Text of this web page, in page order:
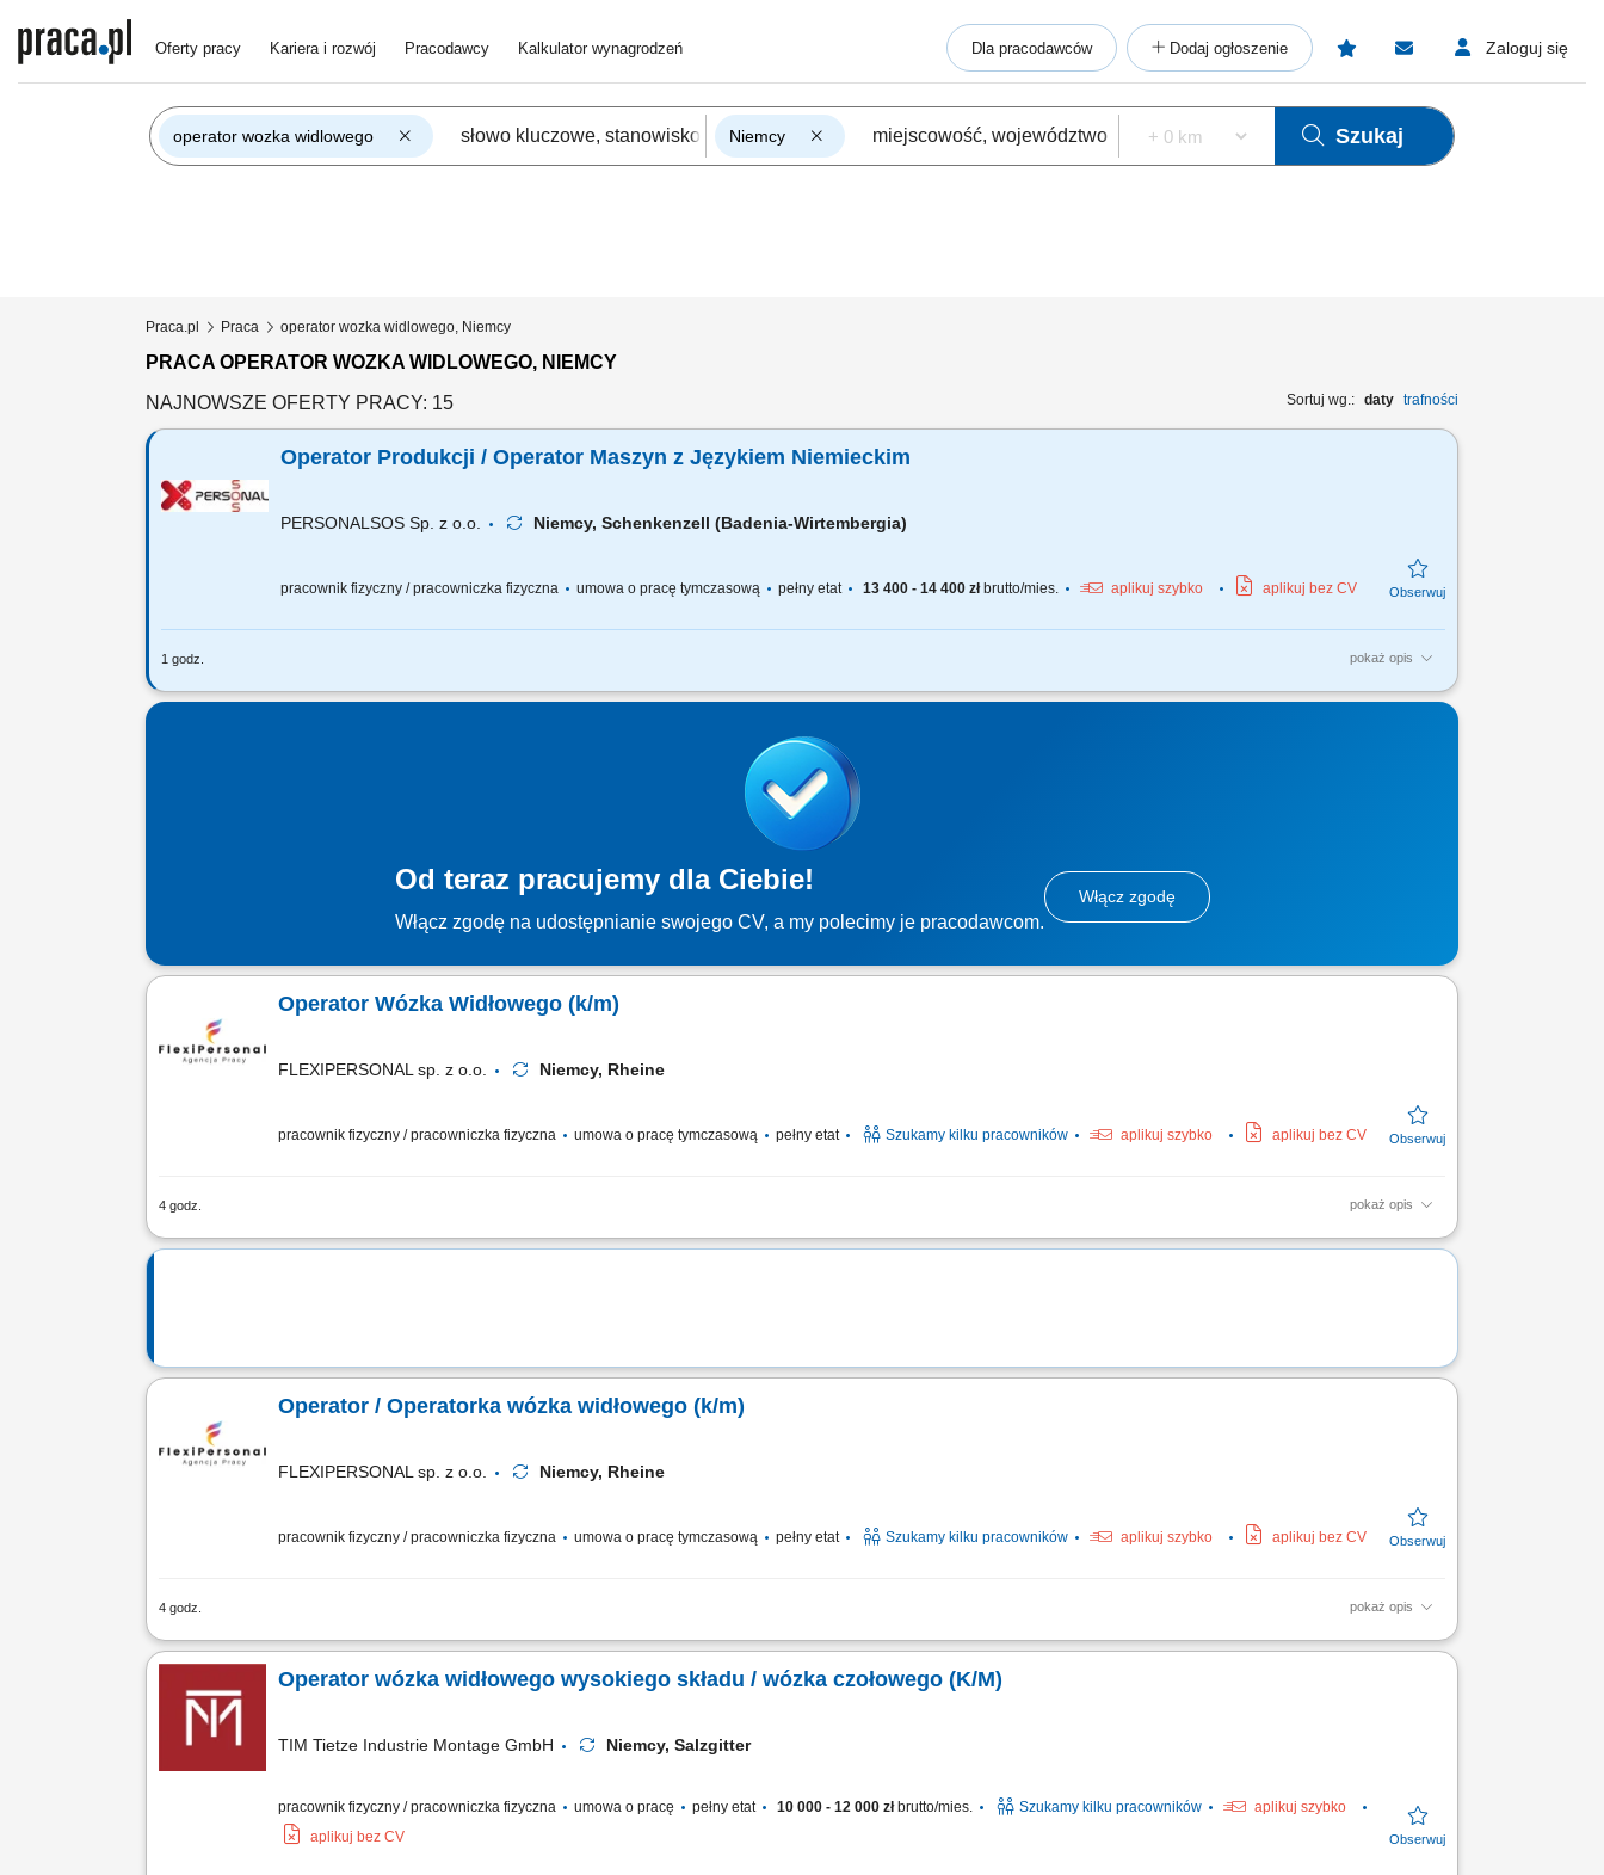
Oferty pracy Kariera i rozwój Pracodawcy Kalkulator wynagrodzeń Dla pracodawców Dodaj ogłoszenie Zaloguj się
operator wozka widlowego Niemcy Szukaj
Praca.pl Praca operator wozka widlowego, Niemcy
PRACA OPERATOR WOZKA WIDLOWEGO, NIEMCY
Sortuj wg.: daty trafności
NAJNOWSZE OFERTY PRACY: 15
Operator Produkcji / Operator Maszyn z Językiem Niemieckim
PERSONALSOS Sp. z o.o. Niemcy, Schenkenzell (Badenia-Wirtembergia)
pracownik fizyczny / pracowniczka fizyczna umowa o pracę tymczasową pełny etat 13 400 - 14 400 złbrutto/mies. aplikuj szybko aplikuj bez CV
1 godz. pokaż opis
Zadania: obsługa nowoczesnych maszyn produkcyjnych; ustawianie parametrów procesu i wykonywanie przezbrojenia; kontrola jakość produktów; podstawowa
Od teraz pracujemy dla Ciebie!
Włącz zgodę na udostępnianie swojego CV, a my polecimy je pracodawcom.
Włącz zgodę
Operator Wózka Widłowego (k/m)
FLEXIPERSONAL sp. z o.o. Niemcy, Rheine
pracownik fizyczny / pracowniczka fizyczna umowa o pracę tymczasową pełny etat Szukamy kilku pracowników aplikuj szybko aplikuj bez CV
4 godz. pokaż opis
Twoje zadania: Obsługa wózka widłowego oraz transport towarów na terenie magazynu; Załadunek i rozładunek samochodów ciężarowych; Kompletowanie i
Operator / Operatorka wózka widłowego (k/m)
FLEXIPERSONAL sp. z o.o. Niemcy, Rheine
pracownik fizyczny / pracowniczka fizyczna umowa o pracę tymczasową pełny etat Szukamy kilku pracowników aplikuj szybko aplikuj bez CV
4 godz. pokaż opis
Opis stanowiska Przemieszczanie komponentów oraz wyrobów gotowych w przestrzeni magazynu wysokiego składowania; Prowadzenie prac przeładunkowych przy
Operator wózka widłowego wysokiego składu / wózka czołowego (K/M)
TIM Tietze Industrie Montage GmbH Niemcy, Salzgitter
pracownik fizyczny / pracowniczka fizyczna umowa o pracę pełny etat 10 000 - 12 000 złbrutto/mies. Szukamy kilku pracowników
aplikuj szybko
aplikuj bez CV